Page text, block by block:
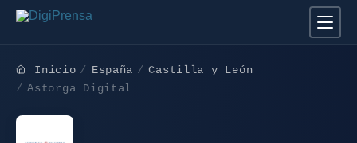
Inicio España
Castilla y León
Astorga Digital